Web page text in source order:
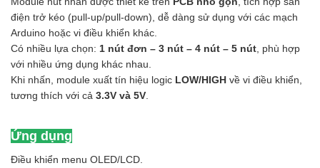
điện trở kéo (pull-up/pull-down), dễ dàng sử dụng với các mạch
Arduino hoặc vi điều khiển khác.
Có nhiều lựa chọn: 1 nút đơn – 3 nút – 4 nút – 5 nút , phù hợp
với nhiều ứng dụng khác nhau.
Khi nhấn, module xuất tín hiệu logic LOW/HIGH về vi điều khiển,
tương thích với cả 3.3V và 5V
Ứng dụng
Điều khiển menu OLED/LCD.